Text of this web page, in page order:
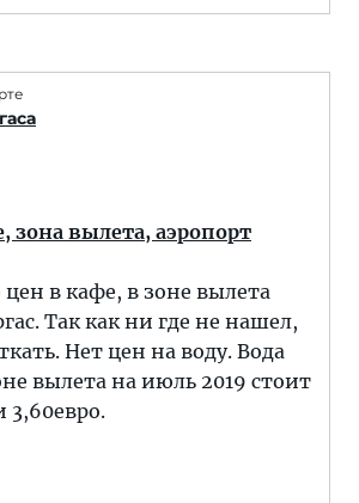
зона вылета, аэропорт
в кафе, в зоне вылета
Так как ни где не нашел,
Нет цен на воду. Вода
вылета на июль 2019 стоит
3,60евро.